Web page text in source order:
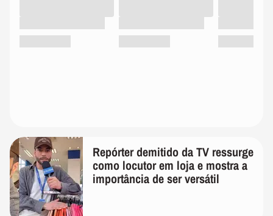
Repórter demitido da TV ressurge
como locutor em loja e mostra a
importância de ser versátil